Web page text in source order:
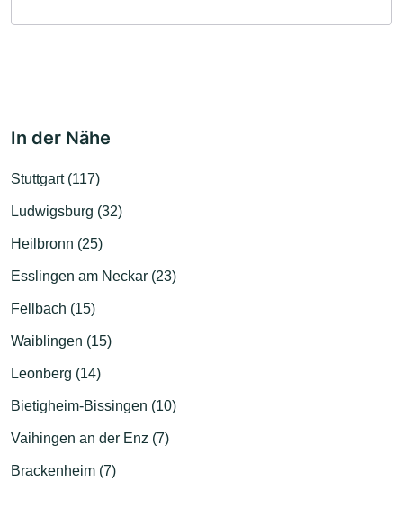
In der Nähe
Stuttgart (117)
Ludwigsburg (32)
Heilbronn (25)
Esslingen am Neckar (23)
Fellbach (15)
Waiblingen (15)
Leonberg (14)
Bietigheim-Bissingen (10)
Vaihingen an der Enz (7)
Brackenheim (7)